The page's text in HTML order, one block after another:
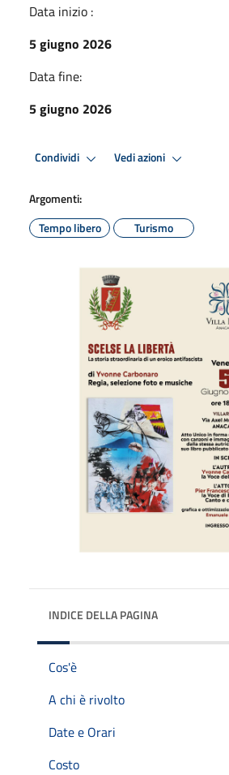
Data inizio :
5 giugno 2026
Data fine:
5 giugno 2026
Condividi Vedi azioni
Argomenti:
Tempo libero
Turismo
INDICE DELLA PAGINA
Cos'è
A chi è rivolto
Date e Orari
Costo